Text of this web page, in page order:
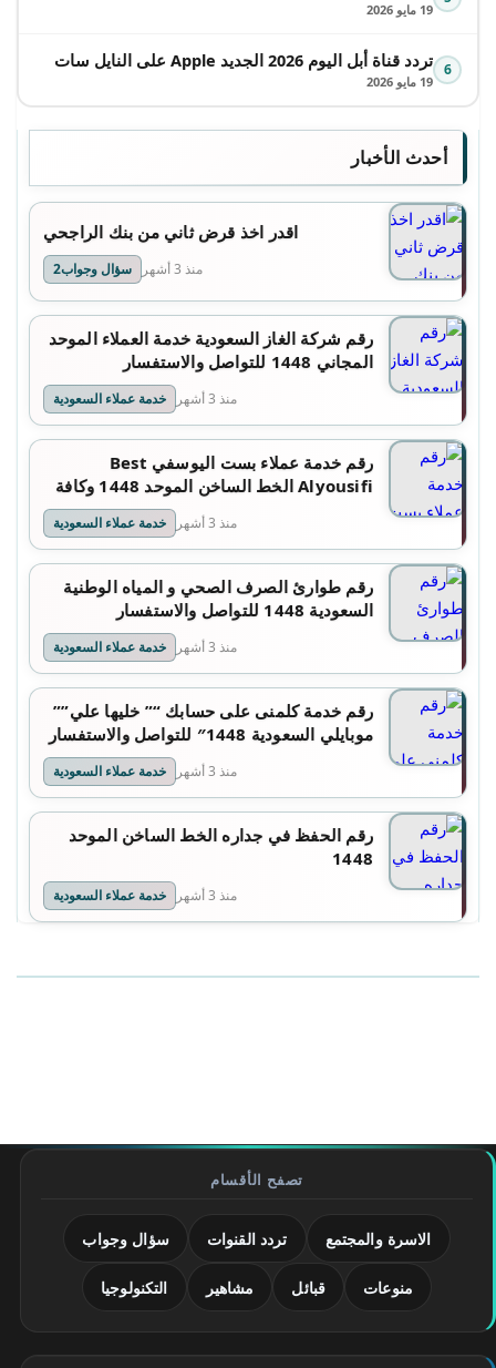
19 مايو 2026
6 تردد قناة أبل اليوم 2026 الجديد Apple على النايل سات
19 مايو 2026
أحدث الأخبار
اقدر اخذ قرض ثاني من بنك الراجحي
منذ 3 أشهر سؤال وجواب2
رقم شركة الغاز السعودية خدمة العملاء الموحد
المجاني 1448 للتواصل والاستفسار
منذ 3 أشهر خدمة عملاء السعودية
رقم خدمة عملاء بست اليوسفي Best
Alyousifi الخط الساخن الموحد 1448 وكافة
منذ 3 أشهر خدمة عملاء السعودية
رقم طوارئ الصرف الصحي و المياه الوطنية
السعودية 1448 للتواصل والاستفسار
منذ 3 أشهر خدمة عملاء السعودية
رقم خدمة كلمنى على حسابك “” خليها علي””
موبايلي السعودية 1448″ للتواصل والاستفسار
منذ 3 أشهر خدمة عملاء السعودية
رقم الحفظ في جداره الخط الساخن الموحد
1448
منذ 3 أشهر خدمة عملاء السعودية
تصفح الأقسام
الاسرة والمجتمع تردد القنوات سؤال وجواب
منوعات قبائل مشاهير التكنولوجيا